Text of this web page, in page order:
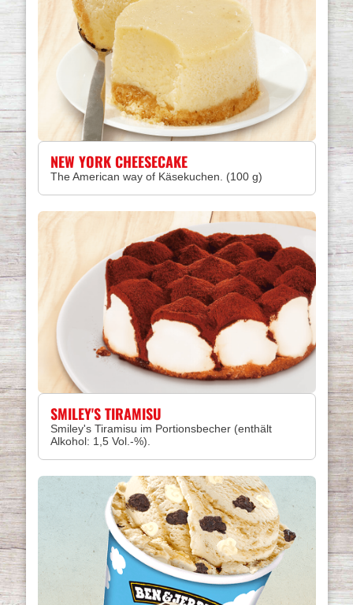
NEW YORK CHEESECAKE
The American way of Käsekuchen. (100 g)
SMILEY'S TIRAMISU
Smiley's Tiramisu im Portionsbecher (enthält
Alkohol: 1,5 Vol.-%).